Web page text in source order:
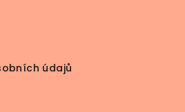
údajů